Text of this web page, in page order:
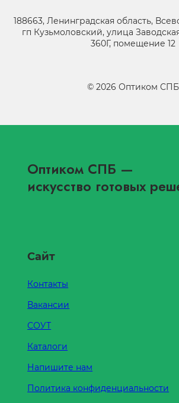
188663, Ленинградская область,
гп Кузьмоловский, улица
360Г, помещение 12
© 2026 Оптиком СПБ
Оптиком СПБ —
искусство готовых
Сайт
Контакты
Вакансии
СОУТ
Каталоги
Напишите нам
Политика конфиденциальности